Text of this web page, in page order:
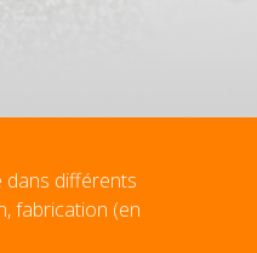
dans différents
fabrication (en